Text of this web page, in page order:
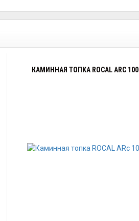
КАМИННАЯ ТОПКА ROCAL ARC 100